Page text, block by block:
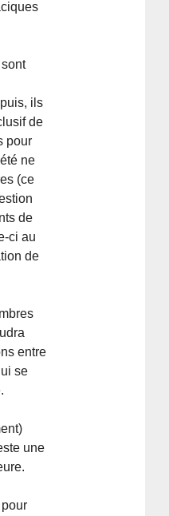
sont
ils
de
pour
ne
(ce
de
ci au
de
entre
se
une